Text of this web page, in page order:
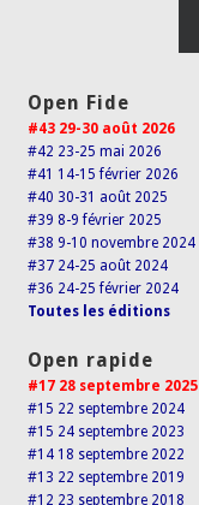
Open Fide
#43 29-30 août 2026
#42 23-25 mai 2026
#41 14-15 février 2026
#40 30-31 août 2025
#39 8-9 février 2025
#38 9-10 novembre 2024
#37 24-25 août 2024
#36 24-25 février 2024
Toutes les éditions
Open rapide
#17 28 septembre 2025
#15 22 septembre 2024
#15 24 septembre 2023
#14 18 septembre 2022
#13 22 septembre 2019
#12 23 septembre 2018